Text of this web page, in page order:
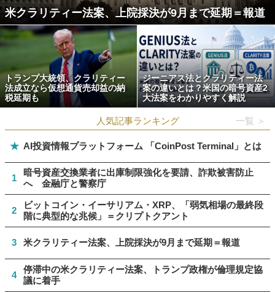
米クラリティー法案、上院採決が9月まで延期＝報道
トランプ大統領、クラリティー
法成立なら仮想通貨売却益の納
税延期も
ジーニアス法とクラリティー法
案の違いとは？米国の暗号資産2
大法案をわかりやすく解説
人気記事ランキング 一覧 ＞
★ AI投資情報プラットフォーム 「CoinPost Terminal」とは
1
暗号資産交換業者に出庫制限強化を要請、詐欺被害防止
へ 金融庁と警察庁
2
ビットコイン・イーサリアム・XRP、「弱気相場の最終段
階に典型的な兆候」＝クリプトクアント
3 米クラリティー法案、上院採決が9月まで延期＝報道
4
停滞中の米クラリティー法案、トランプ政権が倫理規定協
議に着手